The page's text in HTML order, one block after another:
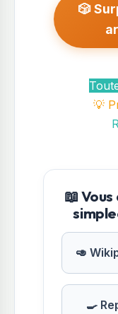
🎲
💡
📖
🥑
🍳